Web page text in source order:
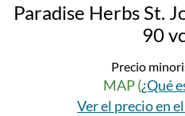
Paradise Herbs St.
90
Precio
MAP (¿Qué
Ver el precio en